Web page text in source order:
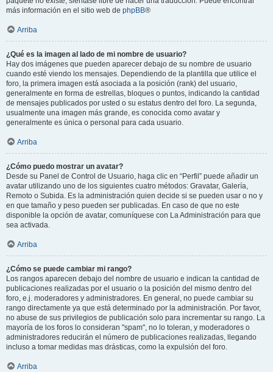
más información en el sitio web de phpBB®
Arriba
¿Qué es la imagen al lado de mi nombre de usuario?
Hay dos imágenes que pueden aparecer debajo de su nombre de usuario
cuando esté viendo los mensajes. Dependiendo de la plantilla que utilice el
foro, la primera imagen está asociada a la posición (rank) del usuario,
generalmente en forma de estrellas, bloques o puntos, indicando la cantidad
de mensajes publicados por usted o su estatus dentro del foro. La segunda,
usualmente una imagen más grande, es conocida como avatar y
generalmente es única o personal para cada usuario.
Arriba
¿Cómo puedo mostrar un avatar?
Desde su Panel de Control de Usuario, haga clic en “Perfil” puede añadir un
avatar utilizando uno de los siguientes cuatro métodos: Gravatar, Galería,
Remoto o Subida. Es la administración quien decide si se pueden usar o no y
en que tamaño y peso pueden ser publicadas. En caso de que no este
disponible la opción de avatar, comuníquese con La Administración para que
sea activada.
Arriba
¿Cómo se puede cambiar mi rango?
Los rangos aparecen debajo del nombre de usuario e indican la cantidad de
publicaciones realizadas por el usuario o la posición del mismo dentro del
foro, e.j. moderadores y administradores. En general, no puede cambiar su
rango directamente ya que está determinado por la administración. Por favor,
no abuse de sus privilegios de publicación solo para incrementar su rango. La
mayoría de los foros lo consideran "spam", no lo toleran, y moderadores o
administradores reducirán el número de publicaciones realizadas, llegando
incluso a tomar medidas mas drásticas, como la expulsión del foro.
Arriba